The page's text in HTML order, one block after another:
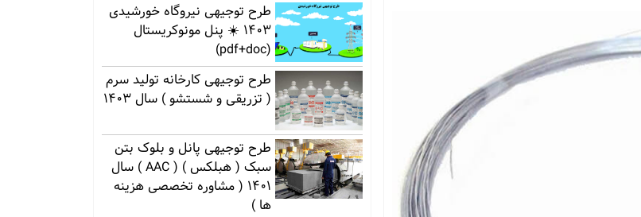
طرح توجیهی نیروگاه خورشیدی
1403 ☀️ پنل مونوکریستال
(pdf+doc)
طرح توجیهی کارخانه تولید سرم
( تزریقی و شستشو ) سال 1403
طرح توجیهی پانل و بلوک بتن
سبک ( هبلکس ) ( AAC ) سال
1401 ( مشاوره تخصصی هزینه
ها )